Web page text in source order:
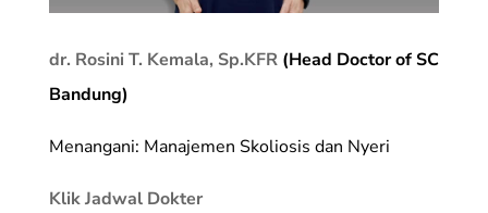
dr. Rosini T. Kemala, Sp.KFR(Head Doctor of SC
Bandung)
Menangani: Manajemen Skoliosis dan Nyeri
Klik Jadwal Dokter